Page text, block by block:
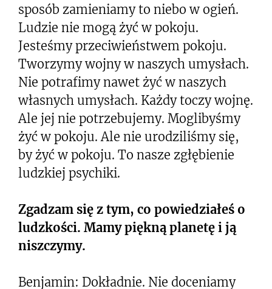
sposób zamieniamy to niebo w ogień.
Ludzie nie mogą żyć w pokoju.
Jesteśmy przeciwieństwem pokoju.
Tworzymy wojny w naszych umysłach.
Nie potrafimy nawet żyć w naszych
własnych umysłach. Każdy toczy wojnę.
Ale jej nie potrzebujemy. Moglibyśmy
żyć w pokoju. Ale nie urodziliśmy się,
by żyć w pokoju. To nasze zgłębienie
ludzkiej psychiki.
Zgadzam się z tym, co powiedziałeś o
ludzkości. Mamy piękną planetę i ją
niszczymy.
Benjamin: Dokładnie. Nie doceniamy